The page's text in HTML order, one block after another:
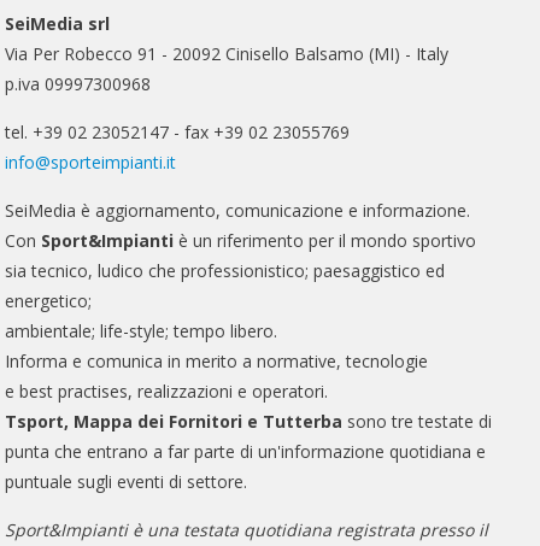
SeiMedia srl
Via Per Robecco 91 - 20092 Cinisello Balsamo (MI) - Italy
p.iva 09997300968
tel. +39 02 23052147 - fax +39 02 23055769
info@sporteimpianti.it
SeiMedia è aggiornamento, comunicazione e informazione.
Con Sport&Impianti è un riferimento per il mondo sportivo
sia tecnico, ludico che professionistico; paesaggistico ed
energetico;
ambientale; life-style; tempo libero.
Informa e comunica in merito a normative, tecnologie
e best practises, realizzazioni e operatori.
Tsport, Mappa dei Fornitori e Tutterba sono tre testate di
punta che entrano a far parte di un'informazione quotidiana e
puntuale sugli eventi di settore.
Sport&Impianti è una testata quotidiana registrata presso il